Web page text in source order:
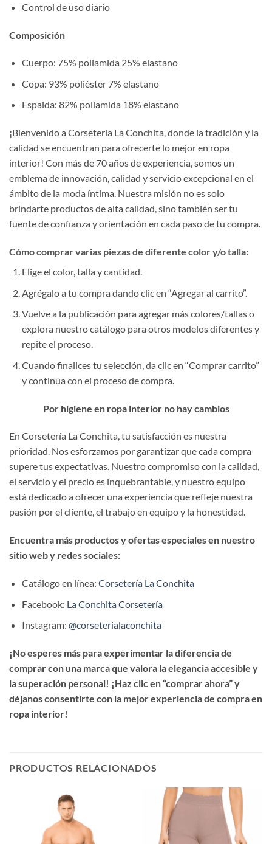
Control de uso diario
Composición
Cuerpo: 75% poliamida 25% elastano
Copa: 93% poliéster 7% elastano
Espalda: 82% poliamida 18% elastano
¡Bienvenido a Corsetería La Conchita, donde la tradición y la
calidad se encuentran para ofrecerte lo mejor en ropa
interior! Con más de 70 años de experiencia, somos un
emblema de innovación, calidad y servicio excepcional en el
ámbito de la moda íntima. Nuestra misión no es solo
brindarte productos de alta calidad, sino también ser tu
fuente de confianza y orientación en cada paso de tu compra.
Cómo comprar varias piezas de diferente color y/o talla:
Elige el color, talla y cantidad.
Agrégalo a tu compra dando clic en “Agregar al carrito”.
Vuelve a la publicación para agregar más colores/tallas o
explora nuestro catálogo para otros modelos diferentes y
repite el proceso.
Cuando finalices tu selección, da clic en “Comprar carrito”
y continúa con el proceso de compra.
Por higiene en ropa interior no hay cambios
En Corsetería La Conchita, tu satisfacción es nuestra
prioridad. Nos esforzamos por garantizar que cada compra
supere tus expectativas. Nuestro compromiso con la calidad,
el servicio y el precio es inquebrantable, y nuestro equipo
está dedicado a ofrecer una experiencia que refleje nuestra
pasión por el cliente, el trabajo en equipo y la honestidad.
Encuentra más productos y ofertas especiales en nuestro
sitio web y redes sociales:
Catálogo en línea: Corsetería La Conchita
Facebook: La Conchita Corsetería
Instagram: @corseterialaconchita
¡No esperes más para experimentar la diferencia de
comprar con una marca que valora la elegancia accesible y
la superación personal! ¡Haz clic en “comprar ahora” y
déjanos consentirte con la mejor experiencia de compra en
ropa interior!
PRODUCTOS RELACIONADOS